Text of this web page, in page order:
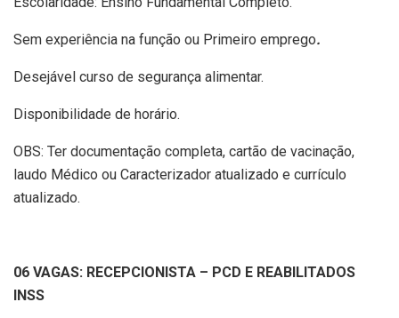
Sem experiência na função ou Primeiro emprego.
Desejável curso de segurança alimentar.
Disponibilidade de horário.
OBS: Ter documentação completa, cartão de vacinação,
laudo Médico ou Caracterizador atualizado e currículo
atualizado.
06 VAGAS: RECEPCIONISTA – PCD E REABILITADOS
INSS